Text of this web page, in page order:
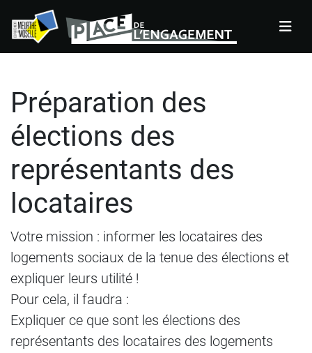
Préparation des
élections des
représentants des
locataires
Votre mission : informer les locataires des
logements sociaux de la tenue des élections et
expliquer leurs utilité !
Pour cela, il faudra :
Expliquer ce que sont les élections des
représentants des locataires des logements
Panneau de gestion des cookies